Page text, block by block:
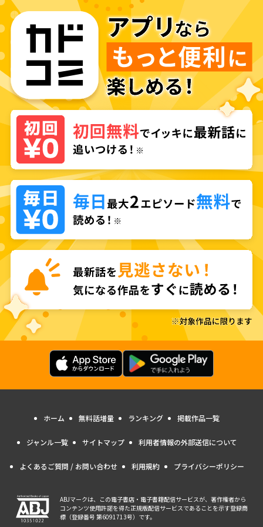
ホーム 無料話増量 ランキング 掲載作品一覧
ジャンル一覧 サイトマップ 利用者情報の外部送信について
よくあるご質問 / お問い合わせ 利用規約 プライバシーポリシー
ABJマークは、この電子書店・電子書籍配信サービスが、著作権者から
コンテンツ使用許諾を得た正規版配信サービスであることを示す登録商
標（登録番号 第6091713号）です。